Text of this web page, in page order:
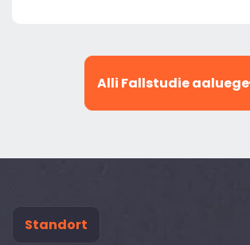
Alli Fallstudie aaluege
Standort